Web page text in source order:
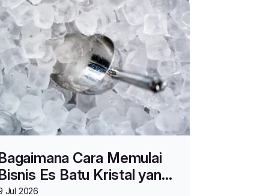
Cara Memulai
Es Batu Kristal yang
Jul 2026